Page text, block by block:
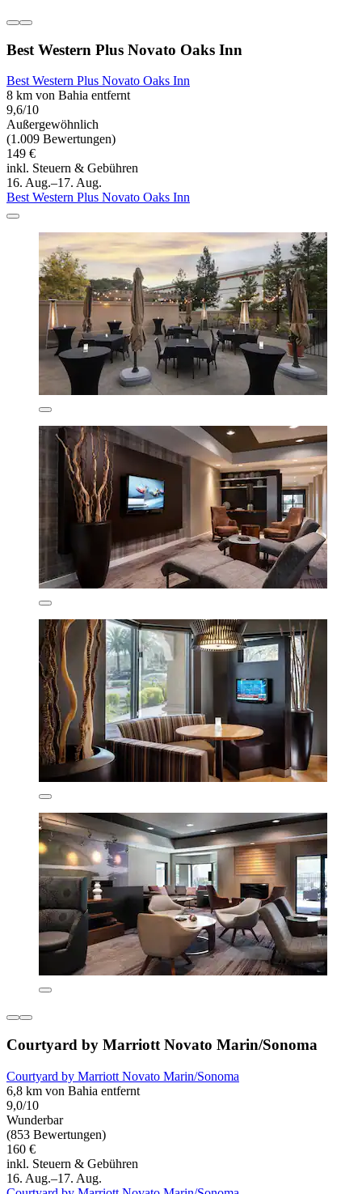
Best Western Plus Novato Oaks Inn
Best Western Plus Novato Oaks Inn
8 km von Bahia entfernt
9,6/10
Außergewöhnlich
(1.009 Bewertungen)
149 €
inkl. Steuern & Gebühren
16. Aug.–17. Aug.
Best Western Plus Novato Oaks Inn
Courtyard by Marriott Novato Marin/Sonoma
Courtyard by Marriott Novato Marin/Sonoma
6,8 km von Bahia entfernt
9,0/10
Wunderbar
(853 Bewertungen)
160 €
inkl. Steuern & Gebühren
16. Aug.–17. Aug.